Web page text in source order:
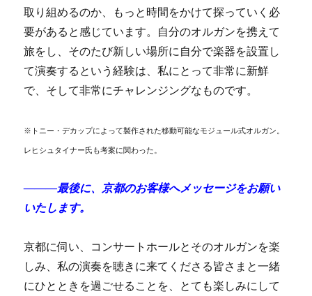
取り組めるのか、もっと時間をかけて探っていく必
要があると感じています。自分のオルガンを携えて
旅をし、そのたび新しい場所に自分で楽器を設置し
て演奏するという経験は、私にとって非常に新鮮
で、そして非常にチャレンジングなものです。
※ トニー・デカップによって製作された移動可能なモジュール式オルガン。
レヒシュタイナー氏も考案に関わった。
―――最後に、京都のお客様へメッセージをお願い
いたします。
京都に伺い、コンサートホールとそのオルガンを楽
しみ、私の演奏を聴きに来てくださる皆さまと一緒
にひとときを過ごせることを、とても楽しみにして